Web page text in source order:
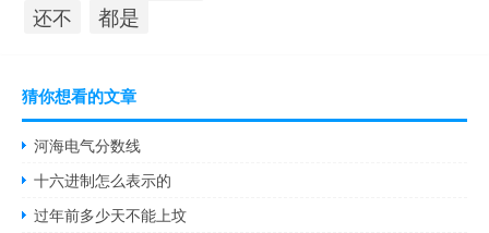
还不 都是
猜你想看的文章
河海电气分数线
十六进制怎么表示的
过年前多少天不能上坟